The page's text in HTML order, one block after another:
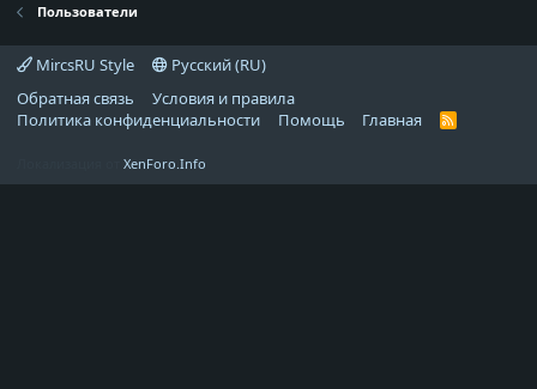
Пользователи
MircsRU Style
Русский (RU)
Обратная связь
Условия и правила
Политика конфиденциальности
Помощь Главная
R
XenForo.Info